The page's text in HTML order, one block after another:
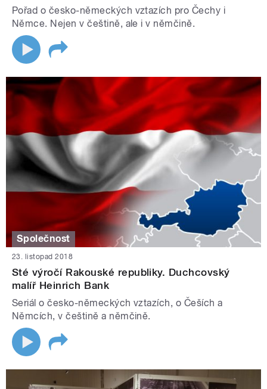
Pořad o česko-německých vztazích pro Čechy i
Němce. Nejen v češtině, ale i v němčině.
Společnost
23. listopad 2018
Sté výročí Rakouské republiky. Duchcovský
malíř Heinrich Bank
Seriál o česko-německých vztazích, o Češích a
Němcích, v češtině a němčině.